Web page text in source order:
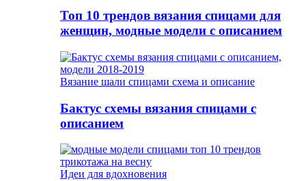
Топ 10 трендов вязания спицами для
женщин, модные модели с описанием
Вязание шали спицами схема и описание
Бактус схемы вязания спицами с
описанием
Идеи для вдохновения